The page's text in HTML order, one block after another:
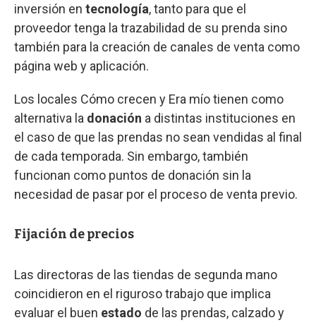
inversión en tecnología, tanto para que el
proveedor tenga la trazabilidad de su prenda sino
también para la creación de canales de venta como
página web y aplicación.
Los locales Cómo crecen y Era mío tienen como
alternativa la donación a distintas instituciones en
el caso de que las prendas no sean vendidas al final
de cada temporada. Sin embargo, también
funcionan como puntos de donación sin la
necesidad de pasar por el proceso de venta previo.
Fijación de precios
Las directoras de las tiendas de segunda mano
coincidieron en el riguroso trabajo que implica
evaluar el buen estado de las prendas, calzado y